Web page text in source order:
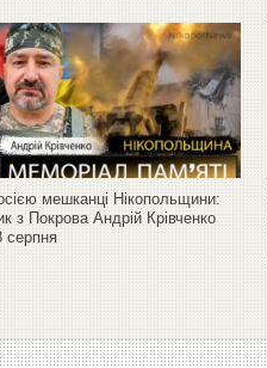
мешканці Нікопольщини:
з Покрова Андрій Крівченко
серпня